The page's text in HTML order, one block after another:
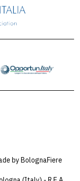
by BolognaFiere